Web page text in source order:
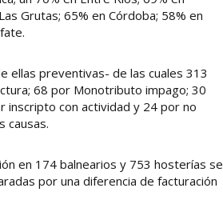
Grutas; 65% en Córdoba; 58% en
ellas preventivas- de las cuales 313
68 por Monotributo impago; 30
con actividad y 24 por no
causas.
en 174 balnearios y 753 hosterías se
por una diferencia de facturación